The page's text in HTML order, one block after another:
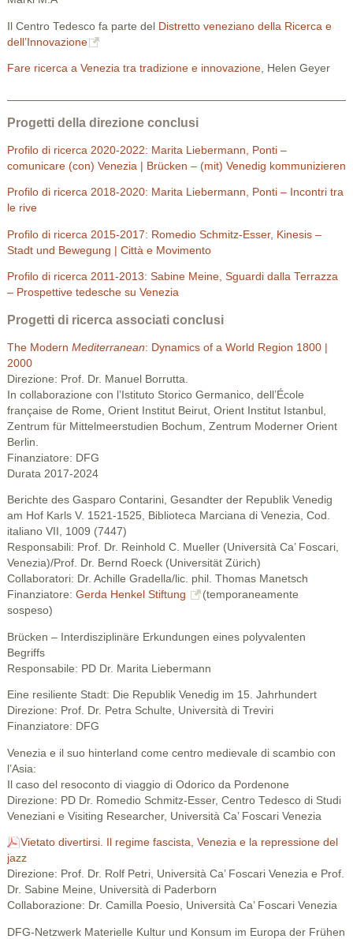
Il Centro Tedesco fa parte del
Distretto veneziano della Ricerca e
dell’Innovazione
Fare ricerca a Venezia tra tradizione e innovazione, Helen Geyer
Progetti della direzione conclusi
Profilo di ricerca 2020-2022: Marita Liebermann, Ponti –
comunicare (con) Venezia | Brücken – (mit) Venedig kommunizieren
Profilo di ricerca 2018-2020: Marita Liebermann, Ponti – Incontri tra
le rive
Profilo di ricerca 2015-2017: Romedio Schmitz-Esser, Kinesis –
Stadt und Bewegung | Città e Movimento
Profilo di ricerca 2011-2013: Sabine Meine, Sguardi dalla Terrazza
– Prospettive tedesche su Venezia
Progetti di ricerca associati conclusi
The Modern Mediterranean: Dynamics of a World Region 1800 |
2000
Direzione: Prof. Dr. Manuel Borrutta.
In collaborazione con l’Istituto Storico Germanico, dell’École
française de Rome, Orient Institut Beirut, Orient Institut Istanbul,
Zentrum für Mittelmeerstudien Bochum, Zentrum Moderner Orient
Berlin.
Finanziatore: DFG
Durata 2017-2024
Berichte des Gasparo Contarini, Gesandter der Republik Venedig
am Hof Karls V. 1521-1525, Biblioteca Marciana di Venezia, Cod.
italiano VII, 1009 (7447)
Responsabili: Prof. Dr. Reinhold C. Mueller (Università Ca’ Foscari,
Venezia)/Prof. Dr. Bernd Roeck (Universität Zürich)
Collaboratori: Dr. Achille Gradella/lic. phil. Thomas Manetsch
Finanziatore: Gerda Henkel Stiftung
(temporaneamente
sospeso)
Brücken – Interdisziplinäre Erkundungen eines polyvalenten
Begriffs
Responsabile: PD Dr. Marita Liebermann
Eine resiliente Stadt: Die Republik Venedig im 15. Jahrhundert
Direzione: Prof. Dr. Petra Schulte, Università di Treviri
Finanziatore: DFG
Venezia e il suo hinterland come centro medievale di scambio con
l’Asia:
Il caso del resoconto di viaggio di Odorico da Pordenone
Direzione: PD Dr. Romedio Schmitz-Esser, Centro Tedesco di Studi
Veneziani e Visiting Researcher, Università Ca’ Foscari Venezia
Vietato divertirsi. Il regime fascista, Venezia e la repressione del
jazz
Direzione: Prof. Dr. Rolf Petri, Università Ca’ Foscari Venezia e Prof.
Dr. Sabine Meine, Università di Paderborn
Collaborazione: Dr. Camilla Poesio, Università Ca’ Foscari Venezia
DFG-Netzwerk Materielle Kultur und Konsum im Europa der Frühen